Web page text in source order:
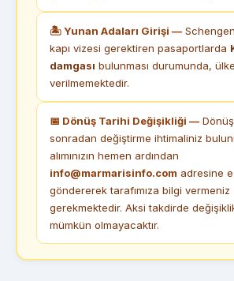
🏝 Yunan Adaları Girişi —
kapı vizesi gerektiren pasaportlarda
damgası bulunması durumunda,
verilmemektedir.
📅 Dönüş Tarihi Değişikliği —
sonradan değiştirme ihtimaliniz
alımınızın hemen ardından
info@marmarisinfo.com adresine
göndererek tarafımıza bilgi vermeniz
gerekmektedir. Aksi takdirde değişiklik
mümkün olmayacaktır.